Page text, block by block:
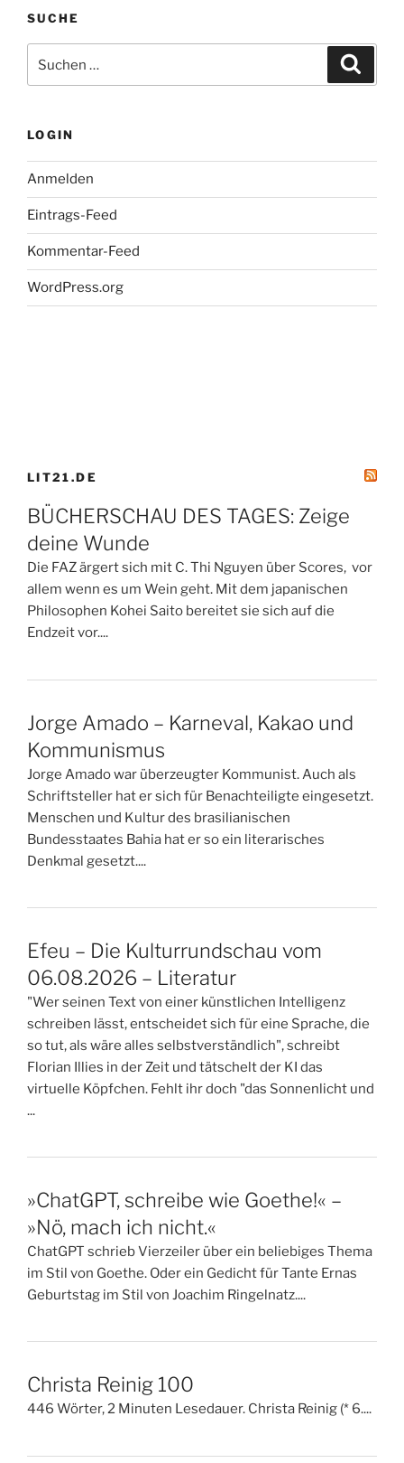
SUCHE
nach:
LOGIN
Anmelden
Eintrags-Feed
Kommentar-Feed
WordPress.org
LIT21.DE
BÜCHERSCHAU DES TAGES: Zeige
deine Wunde
Die FAZ ärgert sich mit C. Thi Nguyen über Scores, vor
allem wenn es um Wein geht. Mit dem japanischen
Philosophen Kohei Saito bereitet sie sich auf die
Endzeit vor....
Jorge Amado – Karneval, Kakao und
Kommunismus
Jorge Amado war überzeugter Kommunist. Auch als
Schriftsteller hat er sich für Benachteiligte eingesetzt.
Menschen und Kultur des brasilianischen
Bundesstaates Bahia hat er so ein literarisches
Denkmal gesetzt....
Efeu – Die Kulturrundschau vom
06.08.2026 – Literatur
"Wer seinen Text von einer künstlichen Intelligenz
schreiben lässt, entscheidet sich für eine Sprache, die
so tut, als wäre alles selbstverständlich", schreibt
Florian Illies in der Zeit und tätschelt der KI das
virtuelle Köpfchen. Fehlt ihr doch "das Sonnenlicht und
...
»ChatGPT, schreibe wie Goethe!« –
»Nö, mach ich nicht.«
ChatGPT schrieb Vierzeiler über ein beliebiges Thema
im Stil von Goethe. Oder ein Gedicht für Tante Ernas
Geburtstag im Stil von Joachim Ringelnatz....
Christa Reinig 100
446 Wörter, 2 Minuten Lesedauer. Christa Reinig (* 6....